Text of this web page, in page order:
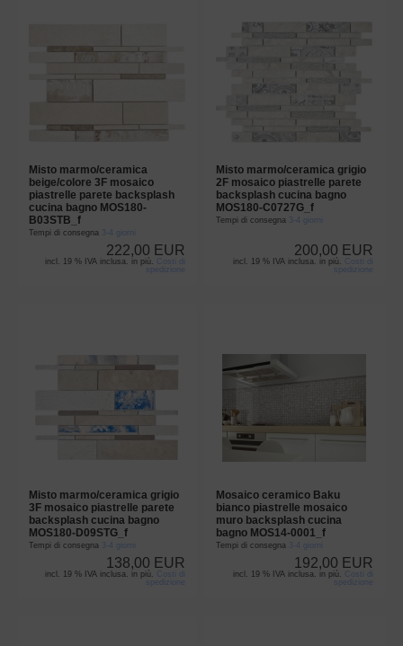
Misto marmo/ceramica
beige/colore 3F mosaico
piastrelle parete backsplash
cucina bagno MOS180-
B03STB_f
Tempi di consegna 3-4 giorni
222,00 EUR
incl. 19 % IVA inclusa. in più.
Costi di
spedizione
Misto marmo/ceramica grigio
2F mosaico piastrelle parete
backsplash cucina bagno
MOS180-C0727G_f
Tempi di consegna 3-4 giorni
200,00 EUR
incl. 19 % IVA inclusa. in più.
Costi di
spedizione
Misto marmo/ceramica grigio
3F mosaico piastrelle parete
backsplash cucina bagno
MOS180-D09STG_f
Tempi di consegna 3-4 giorni
138,00 EUR
incl. 19 % IVA inclusa. in più.
Costi di
spedizione
Mosaico ceramico Baku
bianco piastrelle mosaico
muro backsplash cucina
bagno MOS14-0001_f
Tempi di consegna 3-4 giorni
192,00 EUR
incl. 19 % IVA inclusa. in più.
Costi di
spedizione